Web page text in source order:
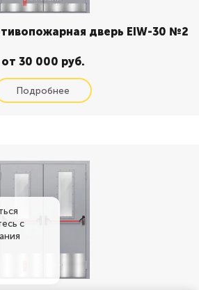
дверь EIW-30 №2
от 30 000 руб.
с